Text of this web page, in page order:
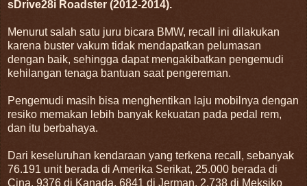
sDrive28i Roadster (2012-2014).
Menurut salah satu juru bicara BMW, recall ini dilakukan
karena buster vakum tidak mendapatkan pelumasan
dengan baik, sehingga dapat mengakibatkan pengemudi
kehilangan tenaga bantuan saat pengereman.
Pengemudi masih bisa menghentikan laju mobilnya dengan
resiko memakan lebih banyak kekuatan pada pedal rem,
dan itu berbahaya.
Dari keseluruhan kendaraan yang terkena recall, sebanyak
76.191 unit berada di Amerika Serikat, 25.000 berada di
Cina, 9376 di Kanada, 6841 di Jerman, 2.738 di Meksiko